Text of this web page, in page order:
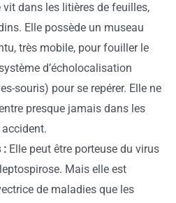
vit dans les litières de feuilles,
Elle possède un museau
très mobile, pour fouiller le
d’écholocalisation
souris) pour se repérer. Elle ne
presque jamais dans les
: Elle peut être porteuse du virus
Mais elle est
de maladies que les